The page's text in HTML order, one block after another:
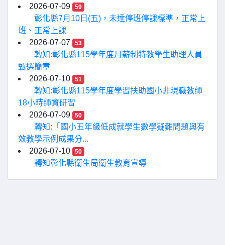
2026-07-09
59
彰化縣7月10日(五)，未達停班停課標準，正常上
班、正常上課
2026-07-07
53
轉知:彰化縣115學年度月薪制特教學生助理人員
甄選簡章
2026-07-10
51
轉知:彰化縣115學年度學習扶助國小非現職教師
18小時師資研習
2026-07-09
50
轉知:「國小五年級低成就學生數學疑難問題與有
效教學示例成果分...
2026-07-10
50
轉知彰化縣衛生局衛生教育宣導